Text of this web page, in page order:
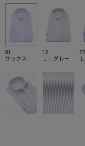
81
サックス
12
Ｌ．グレー
72